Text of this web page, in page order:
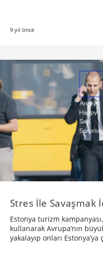
Stres İle Savaşmak
Estonya turizm
kullanarak Avrupa’nın
yakalayıp onları Estonya’ya
9 yıl önce · 40